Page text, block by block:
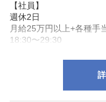
うございます。
お酒が飲めなくても大丈夫！
ラウンジ・スナックで働
者さん、大歓迎です♡
やスナックのアルバイ
きます。 優しいお客様
【社員】
週休2日
月給25万円以上+各種手
18:30〜29:30
日給3,000円+歩合